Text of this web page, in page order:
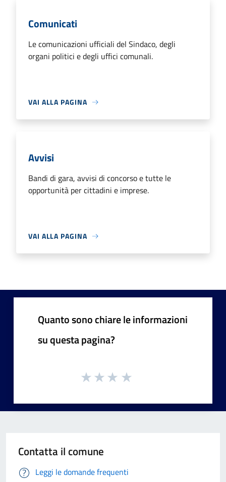
Comunicati
Le comunicazioni ufficiali del Sindaco, degli
organi politici e degli uffici comunali.
VAI ALLA PAGINA
Avvisi
Bandi di gara, avvisi di concorso e tutte le
opportunità per cittadini e imprese.
VAI ALLA PAGINA
Quanto sono chiare le informazioni
su questa pagina?
Contatta il comune
Leggi le domande frequenti